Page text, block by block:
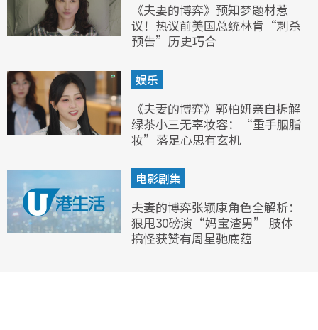
《夫妻的博弈》预知梦题材惹
议！热议前美国总统林肯“刺杀
预告”历史巧合
娱乐
《夫妻的博弈》郭柏妍亲自拆解
绿茶小三无辜妆容：“重手胭脂
妆”落足心思有玄机
电影剧集
夫妻的博弈张颖康角色全解析：
狠甩30磅演“妈宝渣男” 肢体
搞怪获赞有周星驰底蕴